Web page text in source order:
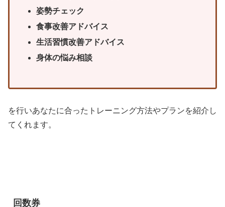
姿勢チェック
食事改善アドバイス
生活習慣改善アドバイス
身体の悩み相談
を行いあなたに合ったトレーニング方法やプランを紹介し
てくれます。
回数券